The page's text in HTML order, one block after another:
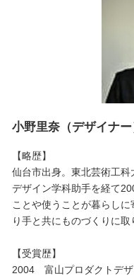
小野里奈（デザイナー
【略歴】
仙台市出身。東北芸術工
デザイン学科助手を経て
ことや使うことが暮らし
り手と共にものづくりに取
【受賞歴】
2004 富山プロダクトデザ